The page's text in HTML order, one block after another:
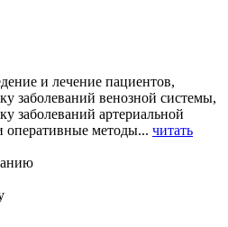
и лечение пациентов,
заболеваний венозной системы,
заболеваний артериальной
оперативные методы... читать